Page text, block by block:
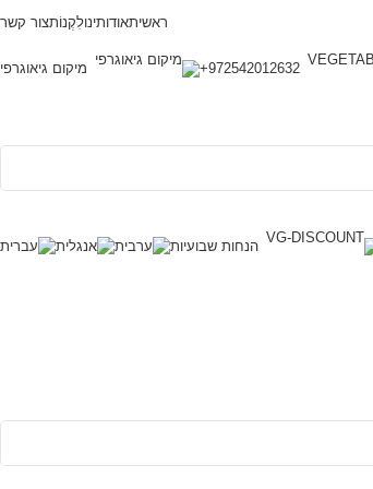
ראשיתאודותינולִקְנוֹתצור קשר
972542012632+ מיקום גיאוגרפי
הנחות שבועיות